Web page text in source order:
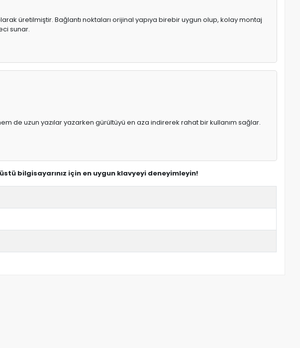
üretilmiştir. Bağlantı noktaları orijinal yapıya birebir uygun olup, kolay montaj
sunar.
de uzun yazılar yazarken gürültüyü en aza indirerek rahat bir kullanım sağlar.
bilgisayarınız için en uygun klavyeyi deneyimleyin!